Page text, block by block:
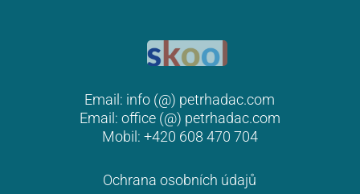
Jak to mám s tátou – 8. 4. 2026
Náš první vzor mužského světa, ten který nás
spolu-stvořil a který tvořil svět okolo nás. Otec,
Email: info (@) petrhadac.com
Email: office (@) petrhadac.com
Mobil: +420 608 470 704
Ochrana osobních údajů